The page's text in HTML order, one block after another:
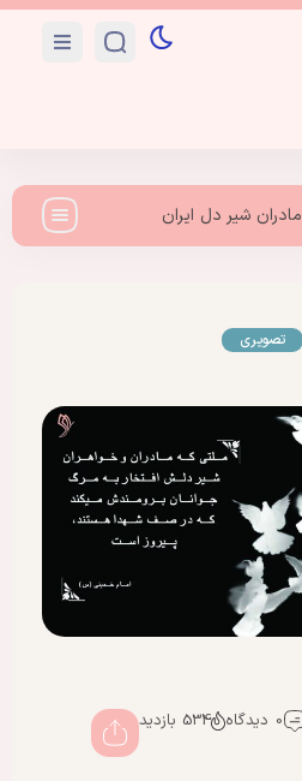
مادران شیر دل ایران
تصویری
0 دیدگاه 534 بازدید